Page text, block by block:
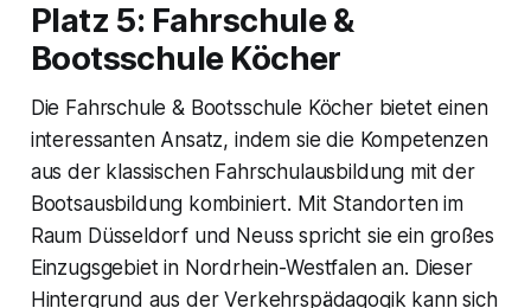
Platz 5: Fahrschule &
Bootsschule Köcher
Die Fahrschule & Bootsschule Köcher bietet einen
interessanten Ansatz, indem sie die Kompetenzen
aus der klassischen Fahrschulausbildung mit der
Bootsausbildung kombiniert. Mit Standorten im
Raum Düsseldorf und Neuss spricht sie ein großes
Einzugsgebiet in Nordrhein-Westfalen an. Dieser
Hintergrund aus der Verkehrspädagogik kann sich